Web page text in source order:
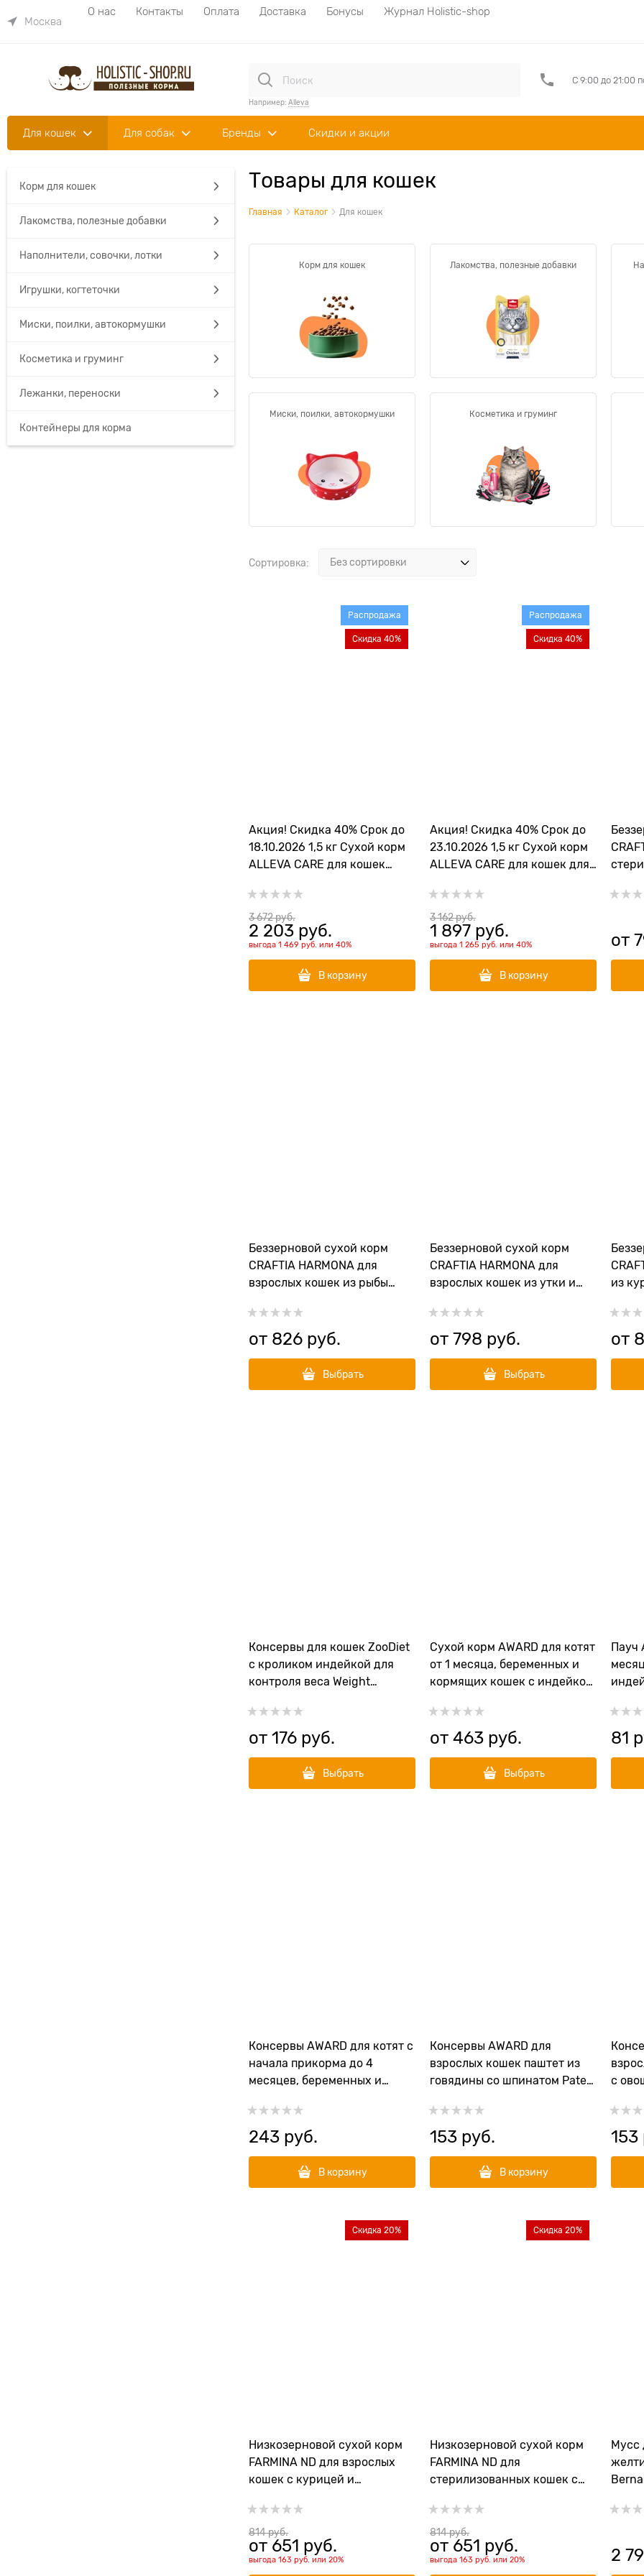
Москва
О нас Контакты Оплата Доставка Бонусы
Журнал Holistic-shop
Например: Alleva
С 9:00 до 21:00
Для кошек Для собак Бренды Скидки и акции
Корм для кошек
Лакомства, полезные добавки
Наполнители, совочки, лотки
Игрушки, когтеточки
Миски, поилки, автокормушки
Косметика и груминг
Лежанки, переноски
Контейнеры для корма
Товары для кошек
Главная Каталог Для кошек
Корм для кошек Лакомства, полезные добавки
Миски, поилки, автокормушки Косметика и груминг
Сортировка:
Акция! Скидка 40% Срок до
18.10.2026 1,5 кг Сухой корм
ALLEVA CARE для кошек
болезни (струвиты) и
предотвращения рецидивов
CAT ADULT URINARY 360
Распродажа
Скидка 40%
3 672 руб.
2 203 руб.
выгода 1 469 руб. или 40%
В корзину
Акция! Скидка 40% Срок до
23.10.2026 1,5 кг Сухой корм
ALLEVA CARE для кошек для
потребления глюкозы CAT
ADULT OBESITY GLYCEMIC
CONTROL
Распродажа
Скидка 40%
3 162 руб.
1 897 руб.
выгода 1 265 руб. или 40%
В корзину
от
Беззерновой сухой корм
CRAFTIA HARMONA для
взрослых кошек из рыбы
NORTH SEA FISH ADULT CAT)
от 826 руб.
Выбрать
Беззерновой сухой корм
CRAFTIA HARMONA для
взрослых кошек из утки и
TURKEY ADULT CAT)
от 798 руб.
Выбрать
из
от
Консервы для кошек ZooDiet
с кроликом индейкой для
контроля веса Weight
от 176 руб.
Выбрать
Сухой корм AWARD для котят
от 1 месяца, беременных и
кормящих кошек с индейкой
семян льна Healthy growth
от 463 руб.
Выбрать
Пауч
81
Консервы AWARD для котят с
начала прикорма до 4
месяцев, беременных и
индейки Starter Kitten Turkey
200 гр
243 руб.
В корзину
Консервы AWARD для
взрослых кошек паштет из
говядины со шпинатом Pate
153 руб.
В корзину
с
153
Низкозерновой cухой корм
FARMINA ND для взрослых
кошек с курицей и
Tropical Selection Chicken,
Spelt, Oats And Tropical Fruits
Feline
Скидка 20%
814 руб.
от 651 руб.
выгода 163 руб. или 20%
Низкозерновой cухой корм
FARMINA ND для
стерилизованных кошек с
фруктами Tropical Selection
Neutered Chicken, Spelt, Oats
And Tropical Fruits Feline
Скидка 20%
814 руб.
от 651 руб.
выгода 163 руб. или 20%
Мусс
2